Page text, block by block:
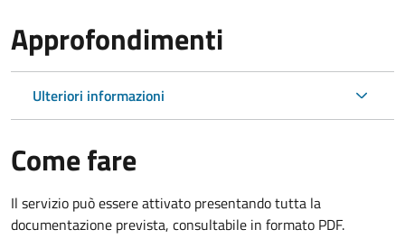
Approfondimenti
Ulteriori informazioni
Come fare
Il servizio può essere attivato presentando tutta la
documentazione prevista, consultabile in formato PDF.